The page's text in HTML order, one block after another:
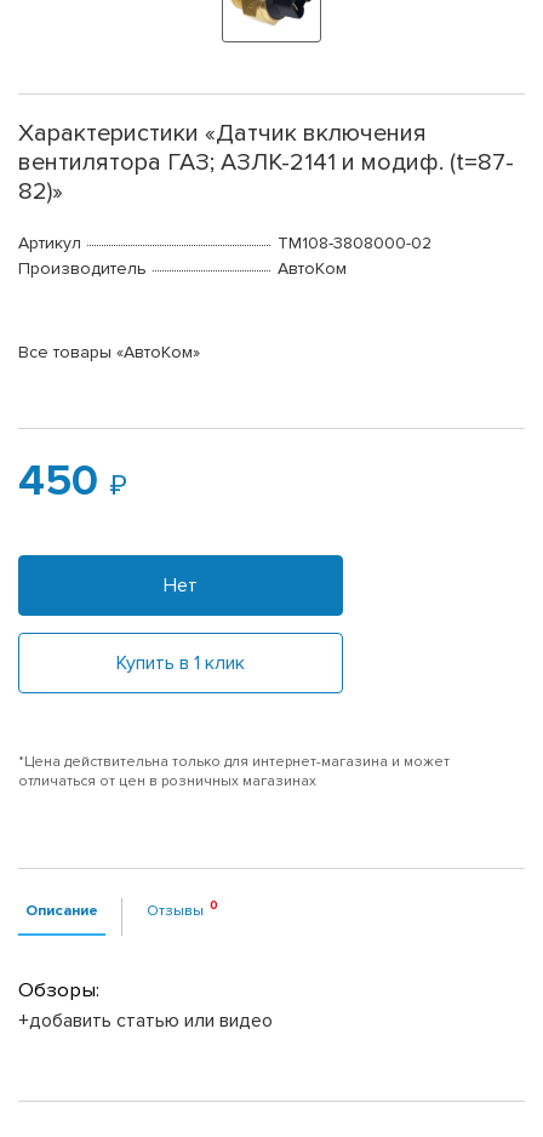
Характеристики «Датчик включения
вентилятора ГАЗ; АЗЛК-2141 и модиф. (t=87-
82)»
Артикул
ТМ108-3808000-02
Производитель
АвтоКом
Все товары «АвтоКом»
450
Нет
Купить в 1 клик
*Цена действительна только для интернет-магазина и может
отличаться от цен в розничных магазинах
Описание Отзывы
Обзоры:
+добавить статью или видео